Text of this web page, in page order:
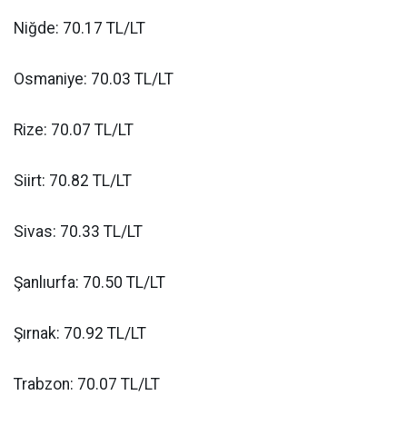
Niğde: 70.17 TL/LT
Osmaniye: 70.03 TL/LT
Rize: 70.07 TL/LT
Siirt: 70.82 TL/LT
Sivas: 70.33 TL/LT
Şanlıurfa: 70.50 TL/LT
Şırnak: 70.92 TL/LT
Trabzon: 70.07 TL/LT